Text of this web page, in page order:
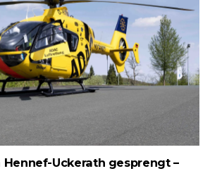
Uckerath gesprengt –